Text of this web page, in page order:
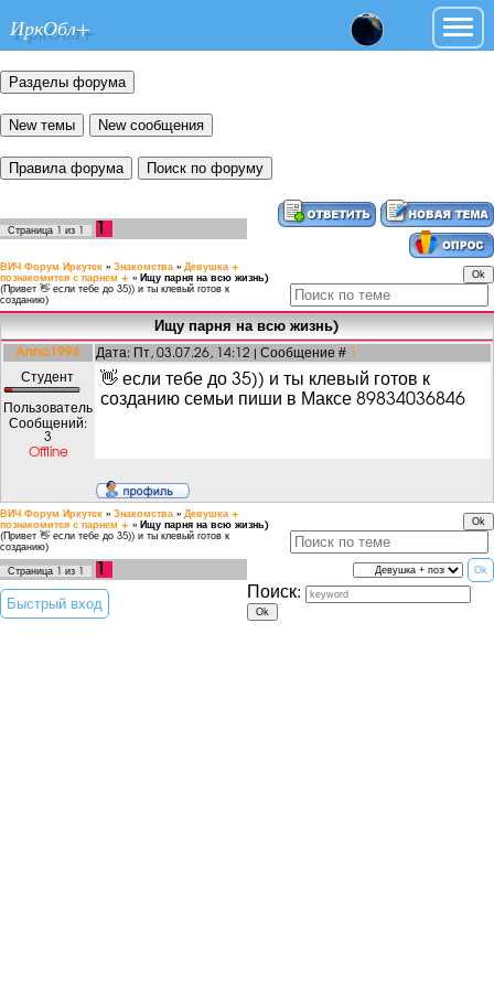
ИркОбл+
Страница из
ВИЧ Форум Иркутск » Знакомства » Девушка +
познакомится с парнем + » Ищу парня на всю жизнь)
(Привет 👋 если тебе до 35)) и ты клевый готов к
созданию)
Ищу парня на всю жизнь)
Anna1996 Дата: Пт, 03.07.26, 14:12 | Сообщение #
Студент
Пользователь
Сообщений:
3
Offline
👋 если тебе до 35)) и ты клевый готов к
созданию семьи пиши в Максе 89834036846
ВИЧ Форум Иркутск » Знакомства » Девушка +
познакомится с парнем + » Ищу парня на всю жизнь)
(Привет 👋 если тебе до 35)) и ты клевый готов к
созданию)
Страница из
Поиск: